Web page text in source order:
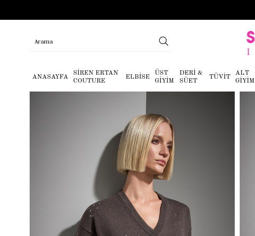
ANASAYFA
SİREN ERTAN
COUTURE
ELBİSE
ÜST
GİYİM
DERİ &
SÜET
TÜVİT
ALT
GİYİM